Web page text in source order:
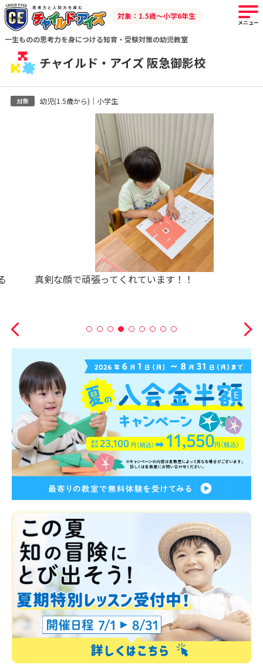
一生ものの思考力を身につける知育・受験対策の幼児教室
対象：1.5歳～小学6年生
メニュー
チャイルド・アイズ 阪急御影校
幼児(1.5歳から)｜小学生
真剣な顔で頑張ってくれています！！